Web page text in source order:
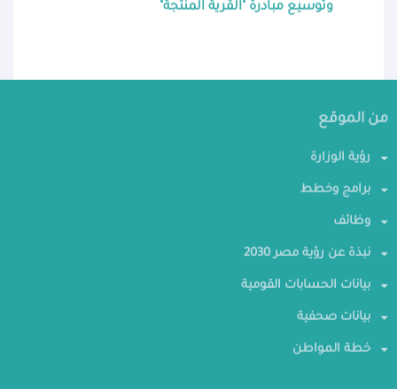
وتوسيع مبادرة "القرية المنتجة"
من الموقع
رؤية الوزارة
برامج وخطط
وظائف
نبذة عن رؤية مصر 2030
بيانات الحسابات القومية
بيانات صحفية
خطة المواطن